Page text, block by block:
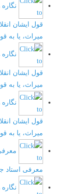
قول ایشان
میراث، یا به
قول ایشان
میراث، یا به
قول ایشان
میراث، یا به
معرفی استاد